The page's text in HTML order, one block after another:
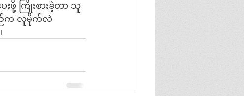
းဖို့ ကြိုးစားခဲ့တာ သူ
ြည်က လူမိုက်လဲ